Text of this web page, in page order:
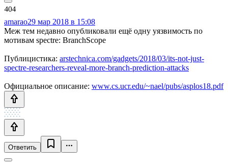
amarao29 мар 2018 в 15:08
Меж тем недавно опубликовали ещё одну уязвимость по
мотивам spectre: BranchScope
Публицистика: arstechnica.com/gadgets/2018/03/its-not-just-
spectre-researchers-reveal-more-branch-prediction-attacks
Официальное описание: www.cs.ucr.edu/~nael/pubs/asplos18.pdf
Ответить